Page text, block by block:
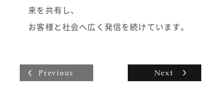
まま販売台数に表れ、インセンティブとして
収入にも反映されていく手応えは大きいで
来を共有し、
お客様と社会へ広く発信を続けています。
Previous Next